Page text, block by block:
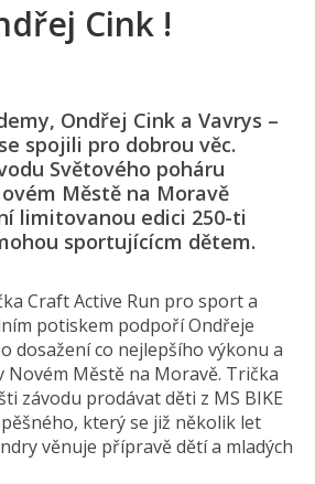
Cink !
Ondřej Cink a Vavrys –
spojili pro dobrou věc.
Světového poháru
Městě na Moravě
limitovanou edici 250-ti
sportujícícm dětem.
Craft Active Run pro sport a
potiskem podpoří Ondřeje
dosažení co nejlepšího výkonu a
Novém Městě na Moravě. Trička
závodu prodávat děti z MS BIKE
který se již několik let
věnuje přípravě dětí a mladých